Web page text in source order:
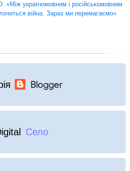
«Між україномовним і російськомовним
війна. Зараз ми перемагаємо»
Село